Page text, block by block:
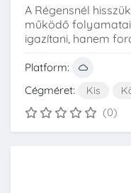
A Régensnél
működő
igazítani, hanem
Platform:
Cégméret:
Kis
(0)